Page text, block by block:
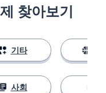
찾아보기
기타
사회